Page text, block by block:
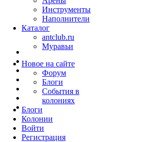
Инструменты
Наполнители
Каталог
antclub.ru
Муравьи
Новое на сайте
Форум
Блоги
События в
колониях
Блоги
Колонии
Войти
Peгиcтpaция